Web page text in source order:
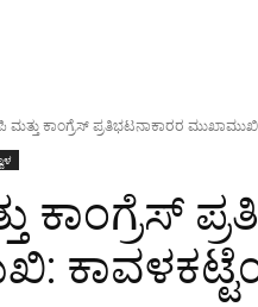
ಮತ್ತು ಕಾಂಗ್ರೆಸ್ ಪ್ರತಿಭಟನಾಕಾರರ
ಕಾಂಗ್ರೆಸ್